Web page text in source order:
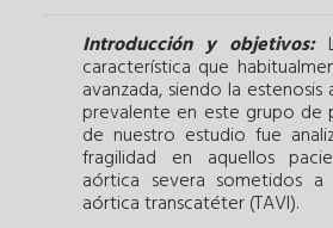
Introducción y objetivos:
característica que
avanzada, siendo la
prevalente en este grupo de
de nuestro estudio fue
fragilidad en aquellos
aórtica severa sometidos
aórtica transcatéter (TAVI).